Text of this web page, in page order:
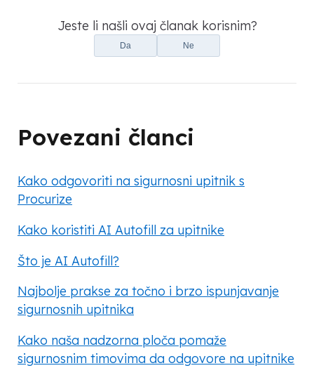
Jeste li našli ovaj članak korisnim?
Da Ne
Povezani članci
Kako odgovoriti na sigurnosni upitnik s
Procurize
Kako koristiti AI Autofill za upitnike
Što je AI Autofill?
Najbolje prakse za točno i brzo ispunjavanje
sigurnosnih upitnika
Kako naša nadzorna ploča pomaže
sigurnosnim timovima da odgovore na upitnike